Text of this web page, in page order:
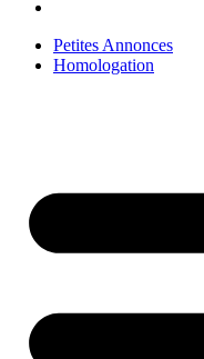
Petites Annonces
Homologation